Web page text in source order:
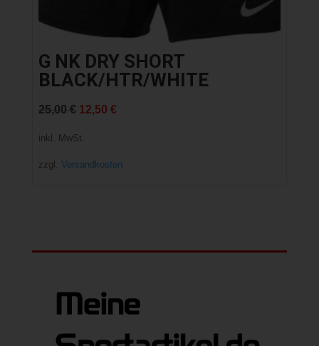
G NK DRY SHORT
BLACK/HTR/WHITE
25,00 € Ursprünglicher
12,50 €Aktueller
inkl. MwSt.
zzgl. Versandkosten